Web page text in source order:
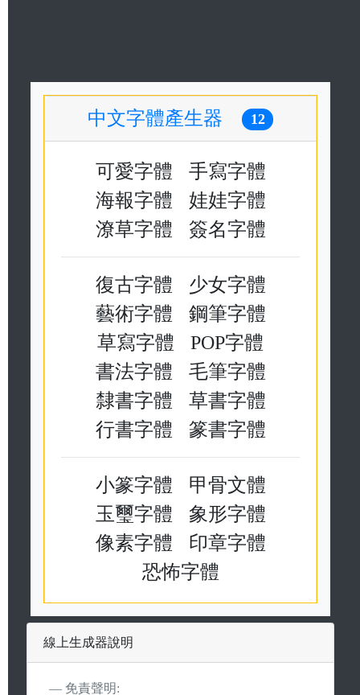
中文字體產生器 12
可愛字體
手寫字體
海報字體
娃娃字體
潦草字體
簽名字體
復古字體
少女字體
藝術字體
鋼筆字體
草寫字體
POP字體
書法字體
毛筆字體
隸書字體
草書字體
行書字體
篆書字體
小篆字體
甲骨文體
玉璽字體
象形字體
像素字體
印章字體
恐怖字體
線上生成器說明
免責聲明: